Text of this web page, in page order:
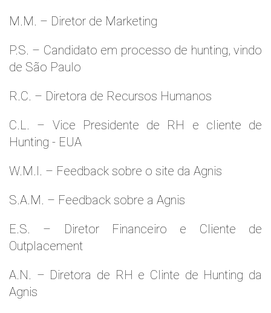
M.M. – Diretor de Marketing
P.S. – Candidato em processo de hunting, vindo
de São Paulo
R.C. – Diretora de Recursos Humanos
C.L. – Vice Presidente de RH e cliente de
Hunting - EUA
W.M.l. – Feedback sobre o site da Agnis
S.A.M. – Feedback sobre a Agnis
E.S. – Diretor Financeiro e Cliente de
Outplacement
A.N. – Diretora de RH e Clinte de Hunting da
Agnis